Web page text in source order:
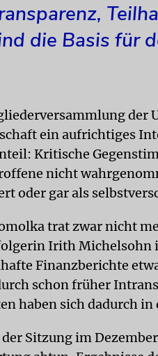
die Basis für
der
ein aufrichtiges
Kritische
nicht
oder gar als
trat zwar nicht
Irith Michelsohn
Finanzberichte
schon früher
haben sich dadurch
Sitzung im